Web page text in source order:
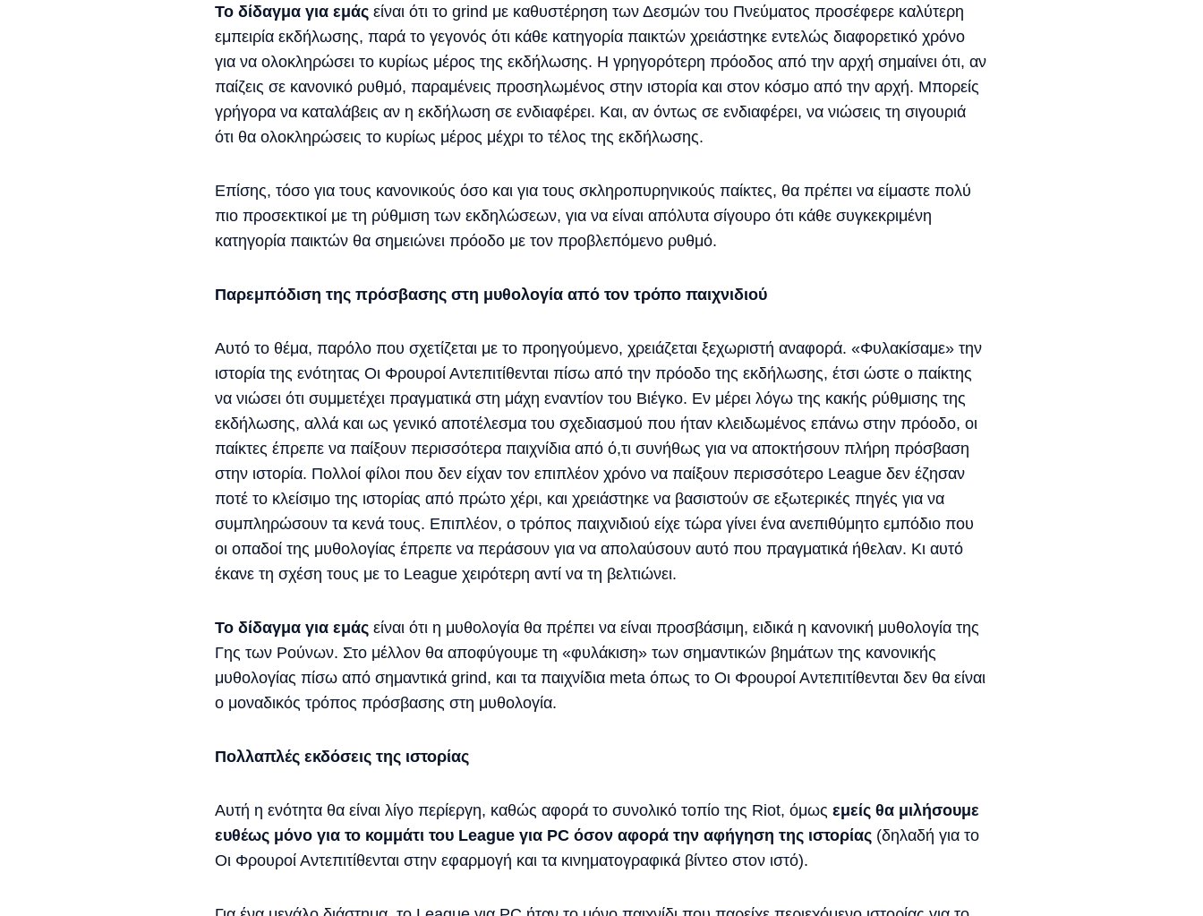
Το δίδαγμα για εμάς είναι ότι το grind με καθυστέρηση των Δεσμών του Πνεύματος προσέφερε καλύτερη
εμπειρία εκδήλωσης, παρά το γεγονός ότι κάθε κατηγορία παικτών χρειάστηκε εντελώς διαφορετικό χρόνο
για να ολοκληρώσει το κυρίως μέρος της εκδήλωσης. Η γρηγορότερη πρόοδος από την αρχή σημαίνει ότι, αν
παίζεις σε κανονικό ρυθμό, παραμένεις προσηλωμένος στην ιστορία και στον κόσμο από την αρχή. Μπορείς
γρήγορα να καταλάβεις αν η εκδήλωση σε ενδιαφέρει. Και, αν όντως σε ενδιαφέρει, να νιώσεις τη σιγουριά
ότι θα ολοκληρώσεις το κυρίως μέρος μέχρι το τέλος της εκδήλωσης.
Επίσης, τόσο για τους κανονικούς όσο και για τους σκληροπυρηνικούς παίκτες, θα πρέπει να είμαστε πολύ
πιο προσεκτικοί με τη ρύθμιση των εκδηλώσεων, για να είναι απόλυτα σίγουρο ότι κάθε συγκεκριμένη
κατηγορία παικτών θα σημειώνει πρόοδο με τον προβλεπόμενο ρυθμό.
Παρεμπόδιση της πρόσβασης στη μυθολογία από τον τρόπο παιχνιδιού
Αυτό το θέμα, παρόλο που σχετίζεται με το προηγούμενο, χρειάζεται ξεχωριστή αναφορά. «Φυλακίσαμε» την
ιστορία της ενότητας Οι Φρουροί Αντεπιτίθενται πίσω από την πρόοδο της εκδήλωσης, έτσι ώστε ο παίκτης
να νιώσει ότι συμμετέχει πραγματικά στη μάχη εναντίον του Βιέγκο. Εν μέρει λόγω της κακής ρύθμισης της
εκδήλωσης, αλλά και ως γενικό αποτέλεσμα του σχεδιασμού που ήταν κλειδωμένος επάνω στην πρόοδο, οι
παίκτες έπρεπε να παίξουν περισσότερα παιχνίδια από ό,τι συνήθως για να αποκτήσουν πλήρη πρόσβαση
στην ιστορία. Πολλοί φίλοι που δεν είχαν τον επιπλέον χρόνο να παίξουν περισσότερο League δεν έζησαν
ποτέ το κλείσιμο της ιστορίας από πρώτο χέρι, και χρειάστηκε να βασιστούν σε εξωτερικές πηγές για να
συμπληρώσουν τα κενά τους. Επιπλέον, ο τρόπος παιχνιδιού είχε τώρα γίνει ένα ανεπιθύμητο εμπόδιο που
οι οπαδοί της μυθολογίας έπρεπε να περάσουν για να απολαύσουν αυτό που πραγματικά ήθελαν. Κι αυτό
έκανε τη σχέση τους με το League χειρότερη αντί να τη βελτιώνει.
Το δίδαγμα για εμάς είναι ότι η μυθολογία θα πρέπει να είναι προσβάσιμη, ειδικά η κανονική μυθολογία της
Γης των Ρούνων. Στο μέλλον θα αποφύγουμε τη «φυλάκιση» των σημαντικών βημάτων της κανονικής
μυθολογίας πίσω από σημαντικά grind, και τα παιχνίδια meta όπως το Οι Φρουροί Αντεπιτίθενται δεν θα είναι
ο μοναδικός τρόπος πρόσβασης στη μυθολογία.
Πολλαπλές εκδόσεις της ιστορίας
Αυτή η ενότητα θα είναι λίγο περίεργη, καθώς αφορά το συνολικό τοπίο της Riot, όμως εμείς θα μιλήσουμε
ευθέως μόνο για το κομμάτι του League για PC όσον αφορά την αφήγηση της ιστορίας (δηλαδή για το
Οι Φρουροί Αντεπιτίθενται στην εφαρμογή και τα κινηματογραφικά βίντεο στον ιστό).